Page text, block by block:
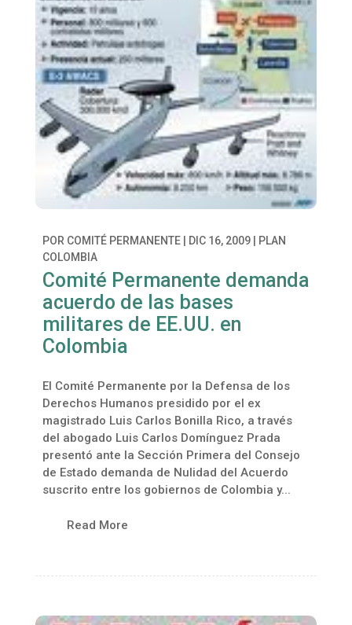
POR COMITÉ PERMANENTE| DIC 16, 2009|
PLAN
COLOMBIA
Comité Permanente demanda
acuerdo de las bases
militares de EE.UU. en
Colombia
El Comité Permanente por la Defensa de los
Derechos Humanos presidido por el ex
magistrado Luis Carlos Bonilla Rico, a través
del abogado Luis Carlos Domínguez Prada
presentó ante la Sección Primera del Consejo
de Estado demanda de Nulidad del Acuerdo
suscrito entre los gobiernos de Colombia y...
Read More